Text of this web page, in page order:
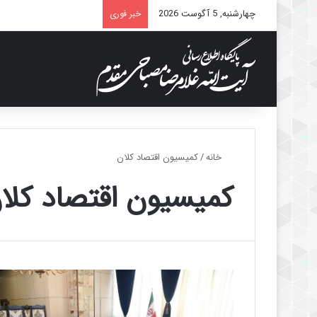
چهارشنبه, 5 آگوست 2026 خبر فوری
خانه/کمیسیون اقتصاد کلان
کمیسیون اقتصاد